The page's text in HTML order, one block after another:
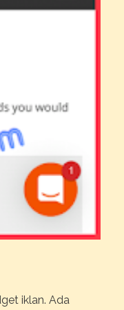
iklan. Ada